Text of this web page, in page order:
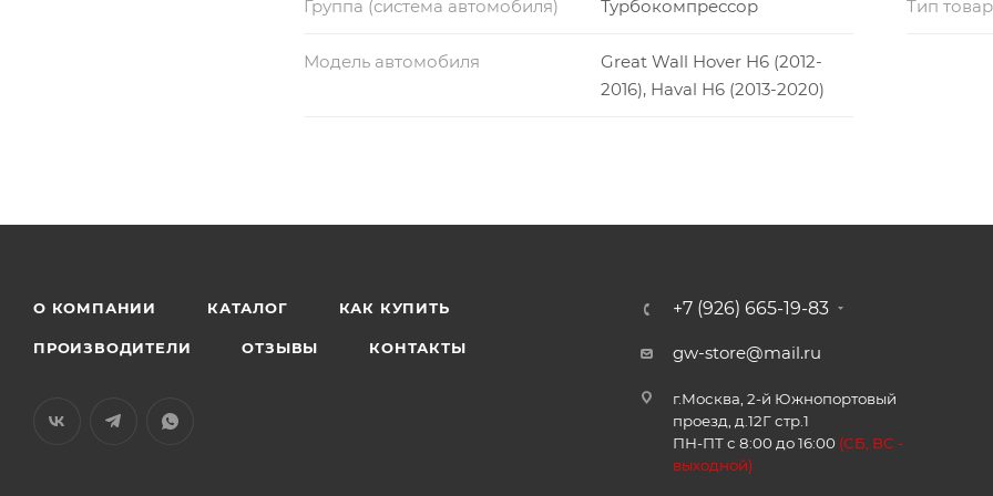
Группа (система автомобиля) Турбокомпрессор Тип
Модель автомобиля
Great Wall Hover H6 (2012-
2016), Haval H6 (2013-2020)
О КОМПАНИИ КАТАЛОГ КАК КУПИТЬ
ПРОИЗВОДИТЕЛИ ОТЗЫВЫ КОНТАКТЫ
+7 (926) 665-19-83
gw-store@mail.ru
г.Москва, 2-й Южнопортовый
проезд, д.12Г стр.1
ПН-ПТ с 8:00 до 16:00 (СБ, ВС -
выходной)